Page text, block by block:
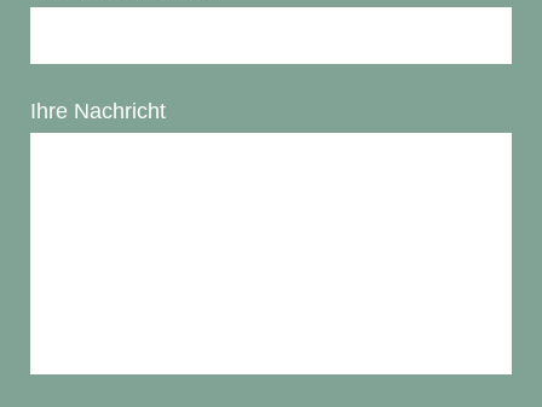
Ihre Nachricht